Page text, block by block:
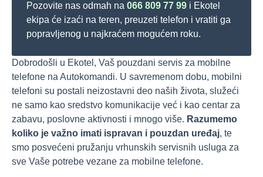
Pozovite nas odmah na 066 809 77 99 i Ekotel
ekipa će izaći na teren, preuzeti telefon i vratiti ga
popravljenog u najkraćem mogućem roku.
Dobrodošli u Ekotel, Vaš pouzdani servis za mobilne
telefone na Autokomandi. U savremenom dobu, mobilni
telefoni su postali neizostavni deo naših života, služeći
ne samo kao sredstvo komunikacije već i kao centar za
zabavu, poslovne aktivnosti i mnogo više. Razumemo
koliko je važno imati ispravan i pouzdan uređaj, te
smo posvećeni pružanju vrhunskih servisnih usluga za
sve Vaše potrebe vezane za mobilne telefone.